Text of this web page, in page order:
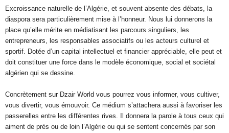
Excroissance naturelle de l’Algérie, et souvent absente des débats, la
diaspora sera particulièrement mise à l’honneur. Nous lui donnerons la
place qu’elle mérite en médiatisant les parcours singuliers, les
entrepreneurs, les responsables associatifs ou les acteurs culturel et
sportif. Dotée d’un capital intellectuel et financier appréciable, elle peut et
doit constituer une force dans le modèle économique, social et sociétal
algérien qui se dessine.
Concrètement sur Dzair World vous pourrez vous informer, vous cultiver,
vous divertir, vous émouvoir. Ce médium s’attachera aussi à favoriser les
passerelles entre les différentes rives. Il donnera la parole à tous ceux qui
aiment de près ou de loin l’Algérie ou qui se sentent concernés par son